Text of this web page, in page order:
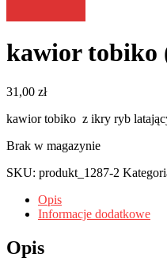
kawior tobiko
31,00 zł
kawior tobiko z ikry ryb
Brak w magazynie
SKU: produkt_1287-2
Opis
Informacje dodatkowe
Opis